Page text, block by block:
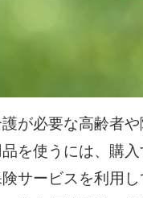
が必要な高齢者
を使うには、購
サービスを利用